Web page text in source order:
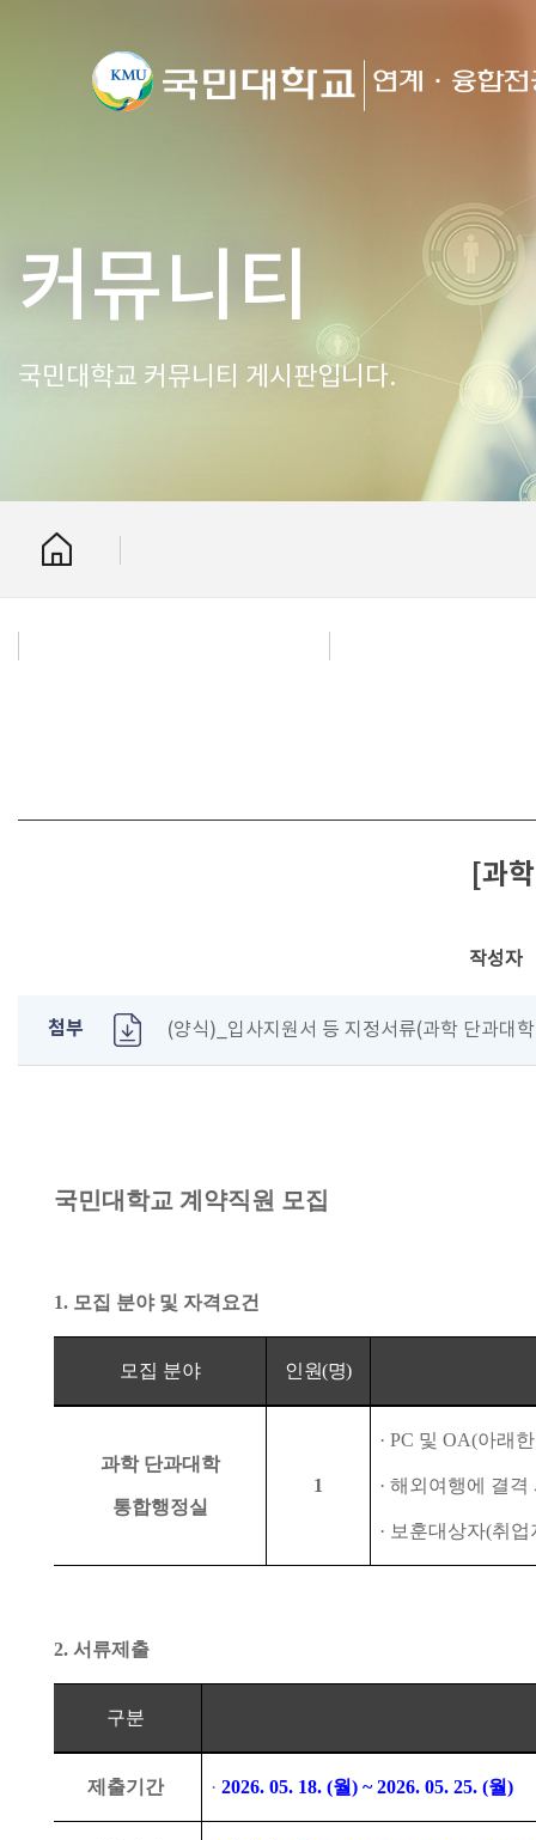
커뮤니티
국민대학교 커뮤니티 게시판입니다.
[과
작성자
첨부 (양식)_입사지원서 등 지정서류(과학 단과대
국민대학교 계약직원 모집
1. 모집 분야 및 자격요건
모집 분야 인원(명)
과학 단과대학
통합행정실
1
· PC 및 OA(아래
· 해외여행에 결격
· 보훈대상자(취업
2. 서류제출
구분
제출기간 · 2026. 05. 18. (월) ~ 2026. 05. 25. (월)